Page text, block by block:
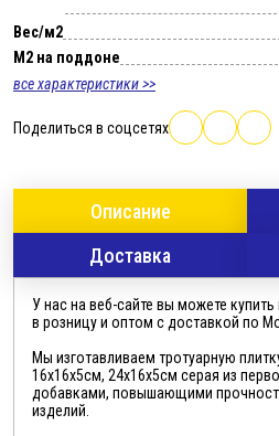
Вес/м2
М2 на поддоне
все характеристики >>
Поделиться в соцсетях
Описание
Доставка
У нас на веб-сайте вы можете
в розницу и оптом с доставкой по
Мы изготавливаем тротуарную
16х16х5см, 24х16х5см серая из
добавками, повышающими
изделий.